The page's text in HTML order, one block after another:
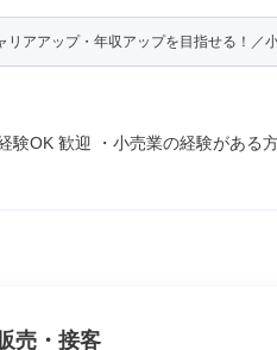
リアアップ・年収アップを目指せる！／
験OK 歓迎 ・小売業の経験がある方
売・接客